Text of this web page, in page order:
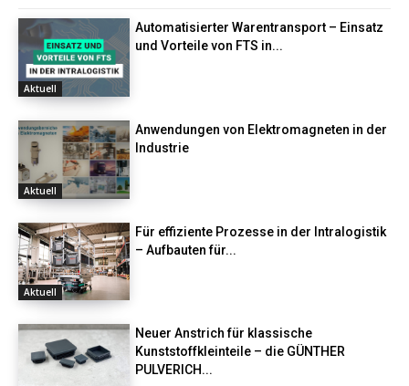
Aktuell
Automatisierter Warentransport – Einsatz
und Vorteile von FTS in...
Aktuell
Anwendungen von Elektromagneten in der
Industrie
Aktuell
Für effiziente Prozesse in der Intralogistik
– Aufbauten für...
Neuer Anstrich für klassische
Kunststoffkleinteile – die GÜNTHER
PULVERICH...